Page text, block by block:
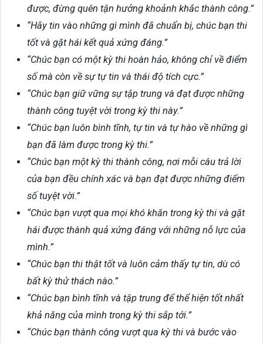
được, đừng quên tận hưởng khoảnh khắc thành công.”
“Hãy tin vào những gì mình đã chuẩn bị, chúc bạn thi
tốt và gặt hái kết quả xứng đáng.”
“Chúc bạn có một kỳ thi hoàn hảo, không chỉ về điểm
số mà còn về sự tự tin và thái độ tích cực.”
“Chúc bạn giữ vững sự tập trung và đạt được những
thành công tuyệt vời trong kỳ thi này.”
“Chúc bạn luôn bình tĩnh, tự tin và tự hào về những gì
bạn đã làm được trong kỳ thi.”
“Chúc bạn một kỳ thi thành công, nơi mỗi câu trả lời
của bạn đều chính xác và bạn đạt được những điểm
số tuyệt vời.”
“Chúc bạn vượt qua mọi khó khăn trong kỳ thi và gặt
hái được thành quả xứng đáng với những nỗ lực của
mình.”
“Chúc bạn thi thật tốt và luôn cảm thấy tự tin, dù có
bất kỳ thử thách nào.”
“Chúc bạn bình tĩnh và tập trung để thể hiện tốt nhất
khả năng của mình trong kỳ thi sắp tới.”
“Chúc bạn thành công vượt qua kỳ thi và bước vào